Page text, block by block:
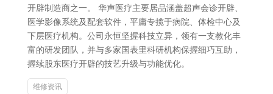
开辟制造商之一。 华声医疗主要居品涵盖超声会诊开辟、
医学影像系统及配套软件，平庸专揽于病院、体检中心及
下层医疗机构。公司永恒坚握科技立异，领有一支教化丰
富的研发团队，并与多家国表里科研机构保握细巧互助，
握续股东医疗开辟的技艺升级与功能优化。
维修资讯